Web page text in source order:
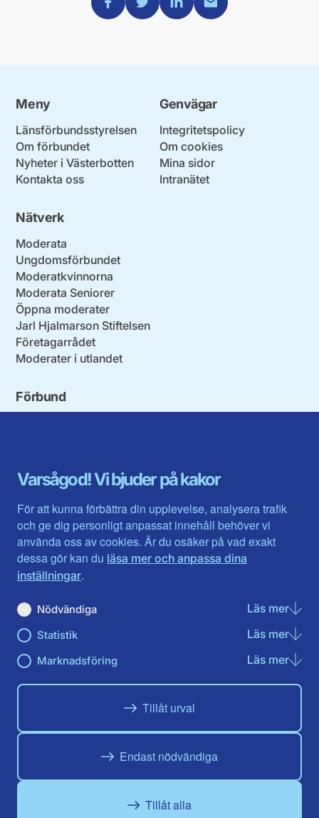
Varsågod! Vi bjuder på kakor
För att kunna förbättra din upplevelse, analysera trafik
och ge dig personligt anpassat innehåll behöver vi
använda oss av cookies. Är du osäker på vad exakt
dessa gör kan du läsa mer och anpassa dina
inställningar.
Nödvändiga Läs merom
Statistik Läs merom
Marknadsföring Läs merom
Tillåt urval
Endast nödvändiga
Tillåt alla
Meny
Länsförbundsstyrelsen
Om förbundet
Nyheter i Västerbotten
Kontakta oss
Genvägar
Integritetspolicy
Om cookies
Mina sidor
Intranätet
Nätverk
Moderata
Ungdomsförbundet
Moderatkvinnorna
Moderata Seniorer
Öppna moderater
Jarl Hjalmarson Stiftelsen
Företagarrådet
Moderater i utlandet
Förbund
Gävleborg
Halland
Jämtlands län
Jönköpings län
Kalmar län
Kronobergs län
Norrbotten
Skåne län
Värmlands län
Västerbotten
Västra Götaland
Västernorrland
Västmanland
Örebro län
Östergötland
Du hittar oss här på sociala medier
Facebook
Instagram